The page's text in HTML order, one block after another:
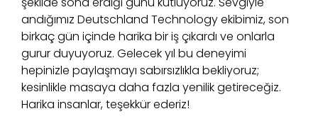
andığımız Deutschland Technology ekibimiz, son
birkaç gün içinde harika bir iş çıkardı ve onlarla
gurur duyuyoruz. Gelecek yıl bu deneyimi
hepinizle paylaşmayı sabırsızlıkla bekliyoruz;
kesinlikle masaya daha fazla yenilik getireceğiz.
Harika insanlar, teşekkür ederiz!